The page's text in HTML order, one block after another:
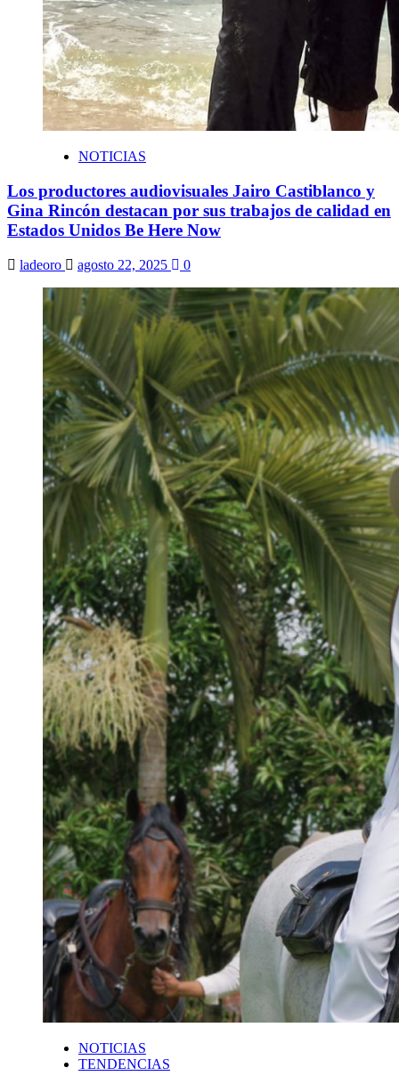
NOTICIAS
Los productores audiovisuales Jairo Castiblanco y
Gina Rincón destacan por sus trabajos de calidad en
Estados Unidos Be Here Now
ladeoro agosto 22, 2025 0
NOTICIAS
TENDENCIAS